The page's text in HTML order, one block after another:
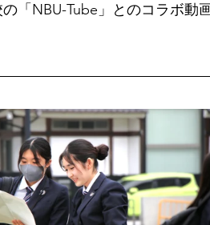
「NBU-Tube」とのコラボ動